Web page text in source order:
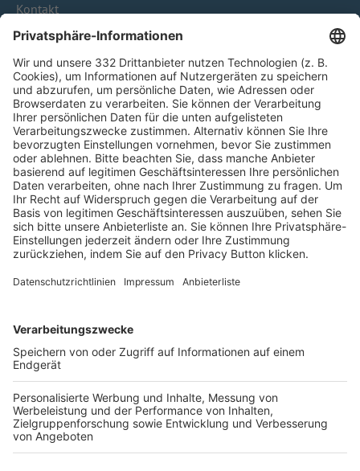
Kontakt
HÄUFIG BESUCHTE SEITEN
Pässe und Vereinswechsel
Trainerausbildung
Schulungsangebot Vereinsmitarbeiter
BFV-Geschäftsstellen
Trainerbörse
Login SpielPlus
FOLGE DEM BFV
TOP-VEREINE
TOP-PARTNER